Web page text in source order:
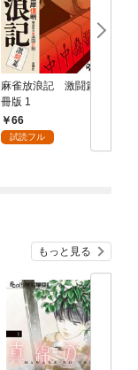
麻雀放浪記 激闘篇 分
冊版 1
66
試読フル
もっと見る